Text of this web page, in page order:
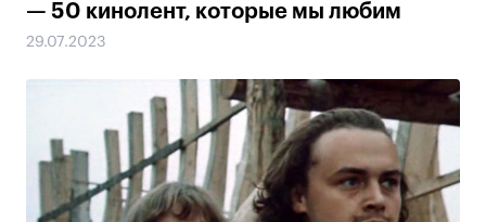
— 50 кинолент, которые мы любим
29.07.2023